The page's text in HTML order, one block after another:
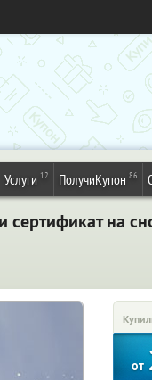
Услуги 12 ПолучиКупон 86
на
от